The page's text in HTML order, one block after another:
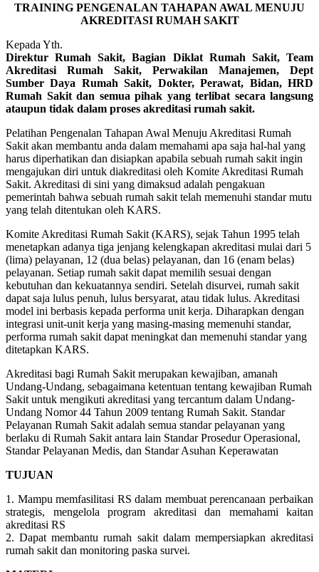
TRAINING PENGENALAN TAHAPAN AWAL MENUJU
AKREDITASI RUMAH SAKIT
Kepada Yth.
Direktur Rumah Sakit, Bagian Diklat Rumah Sakit, Team
Akreditasi Rumah Sakit, Perwakilan Manajemen, Dept
Sumber Daya Rumah Sakit, Dokter, Perawat, Bidan, HRD
Rumah Sakit dan semua pihak yang terlibat secara langsung
ataupun tidak dalam proses akreditasi rumah sakit.
Pelatihan Pengenalan Tahapan Awal Menuju Akreditasi Rumah
Sakit akan membantu anda dalam memahami apa saja hal-hal yang
harus diperhatikan dan disiapkan apabila sebuah rumah sakit ingin
mengajukan diri untuk diakreditasi oleh Komite Akreditasi Rumah
Sakit. Akreditasi di sini yang dimaksud adalah pengakuan
pemerintah bahwa sebuah rumah sakit telah memenuhi standar mutu
yang telah ditentukan oleh KARS.
Komite Akreditasi Rumah Sakit (KARS), sejak Tahun 1995 telah
menetapkan adanya tiga jenjang kelengkapan akreditasi mulai dari 5
(lima) pelayanan, 12 (dua belas) pelayanan, dan 16 (enam belas)
pelayanan. Setiap rumah sakit dapat memilih sesuai dengan
kebutuhan dan kekuatannya sendiri. Setelah disurvei, rumah sakit
dapat saja lulus penuh, lulus bersyarat, atau tidak lulus. Akreditasi
model ini berbasis kepada performa unit kerja. Diharapkan dengan
integrasi unit-unit kerja yang masing-masing memenuhi standar,
performa rumah sakit dapat meningkat dan memenuhi standar yang
ditetapkan KARS.
Akreditasi bagi Rumah Sakit merupakan kewajiban, amanah
Undang-Undang, sebagaimana ketentuan tentang kewajiban Rumah
Sakit untuk mengikuti akreditasi yang tercantum dalam Undang-
Undang Nomor 44 Tahun 2009 tentang Rumah Sakit. Standar
Pelayanan Rumah Sakit adalah semua standar pelayanan yang
berlaku di Rumah Sakit antara lain Standar Prosedur Operasional,
Standar Pelayanan Medis, dan Standar Asuhan Keperawatan
TUJUAN
1. Mampu memfasilitasi RS dalam membuat perencanaan perbaikan
strategis, mengelola program akreditasi dan memahami kaitan
akreditasi RS
2. Dapat membantu rumah sakit dalam mempersiapkan akreditasi
rumah sakit dan monitoring paska survei.